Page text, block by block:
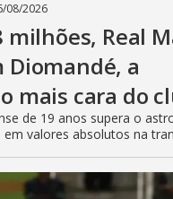
08/2026
milhões, Real
Diomandé, a
mais cara do
de 19 anos supera o
em valores absolutos na